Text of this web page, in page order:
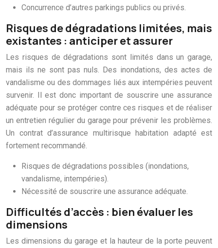
Concurrence d’autres parkings publics ou privés.
Risques de dégradations limitées, mais
existantes : anticiper et assurer
Les risques de dégradations sont limités dans un garage,
mais ils ne sont pas nuls. Des inondations, des actes de
vandalisme ou des dommages liés aux intempéries peuvent
survenir. Il est donc important de souscrire une assurance
adéquate pour se protéger contre ces risques et de réaliser
un entretien régulier du garage pour prévenir les problèmes.
Un contrat d’assurance multirisque habitation adapté est
fortement recommandé.
Risques de dégradations possibles (inondations,
vandalisme, intempéries).
Nécessité de souscrire une assurance adéquate.
Difficultés d’accès : bien évaluer les
dimensions
Les dimensions du garage et la hauteur de la porte peuvent